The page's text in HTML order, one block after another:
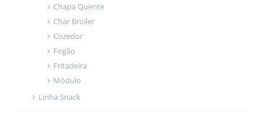
Chapa Quente
Char Broiler
Cozedor
Fogão
Fritadeira
Módulo
Linha Snack